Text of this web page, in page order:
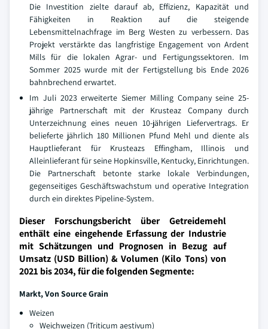
Die Investition zielte darauf ab, Effizienz, Kapazität und
Fähigkeiten in Reaktion auf die steigende
Lebensmittelnachfrage im Berg Westen zu verbessern. Das
Projekt verstärkte das langfristige Engagement von Ardent
Mills für die lokalen Agrar- und Fertigungssektoren. Im
Sommer 2025 wurde mit der Fertigstellung bis Ende 2026
bahnbrechend erwartet.
Im Juli 2023 erweiterte Siemer Milling Company seine 25-
jährige Partnerschaft mit der Krusteaz Company durch
Unterzeichnung eines neuen 10-jährigen Liefervertrags. Er
belieferte jährlich 180 Millionen Pfund Mehl und diente als
Hauptlieferant für Krusteazs Effingham, Illinois und
Alleinlieferant für seine Hopkinsville, Kentucky, Einrichtungen.
Die Partnerschaft betonte starke lokale Verbindungen,
gegenseitiges Geschäftswachstum und operative Integration
durch ein direktes Pipeline-System.
Dieser Forschungsbericht über Getreidemehl
enthält eine eingehende Erfassung der Industrie
mit Schätzungen und Prognosen in Bezug auf
Umsatz (USD Billion) & Volumen (Kilo Tons) von
2021 bis 2034, für die folgenden Segmente:
Markt, Von Source Grain
Weizen
Weichweizen (Triticum aestivum)